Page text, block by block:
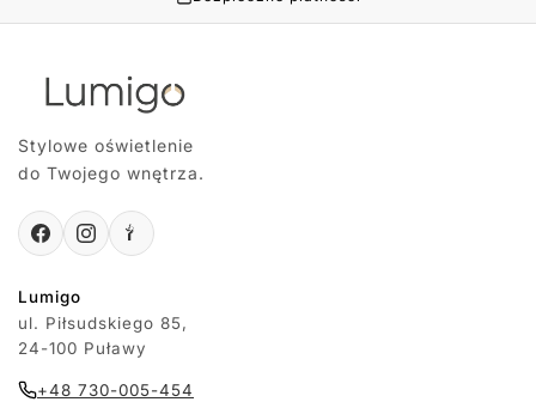
Stylowe oświetlenie
do Twojego wnętrza.
Lumigo
ul. Piłsudskiego 85,
24-100 Puławy
+48 730-005-454